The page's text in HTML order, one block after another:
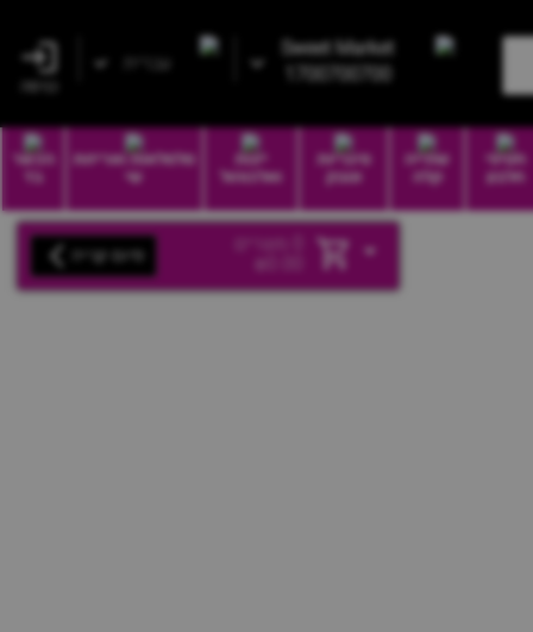
עברית
Sweet Market
1700700700
חטיפי
חלבון
שתייה
קלה
סיגריות
וטבק
יינות
ואלכוהול
סלסלאות ואריזות
שי
הכשר
בד
מוצרים
₪ סיום קנייה